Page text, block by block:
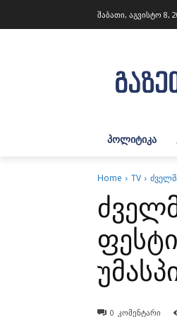
შაბათი, აგვისტო 8,
ᲞᲝᲚᲘᲢᲘᲙᲐ
Home TV
0 კომენტარი